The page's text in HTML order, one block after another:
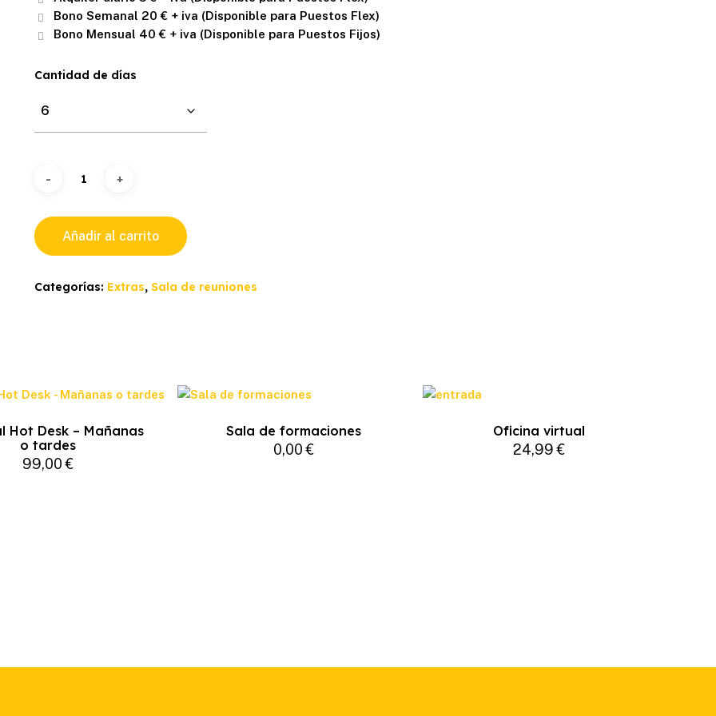
hasta
40,00 €
Bono Semanal 20 € + iva (Disponible para Puestos Flex)
Bono Mensual 40 € + iva (Disponible para Puestos Fijos)
Cantidad de días
Añadir al carrito
Categorías: Extras,Sala de reuniones
Hot Desk – Mañanas
o tardes
99,00€
Sala de formaciones
0,00€
Oficina virtual
24,99€